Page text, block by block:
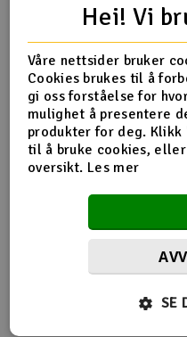
medfølger)
PS! For eventuelle
skoleklasser e.l. er det
Desverre ingen
Hei! Vi
Våre nettsider bruker
Cookies brukes til å
gi oss forståelse for
mulighet å presentere
produkter for deg. Klikk
til å bruke cookies,
oversikt. Les mer
SE